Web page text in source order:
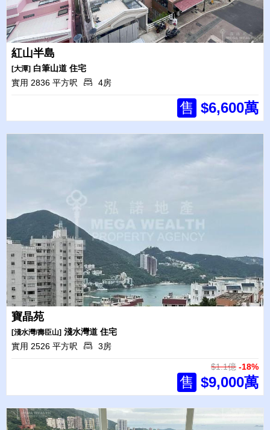
紅山半島
[大潭] 白筆山道 住宅
實用 2836 平方呎
4房
售 $6,600萬
寶晶苑
[淺水灣/壽臣山] 淺水灣道 住宅
實用 2526 平方呎
3房
$1.1億 -18%
售 $9,000萬